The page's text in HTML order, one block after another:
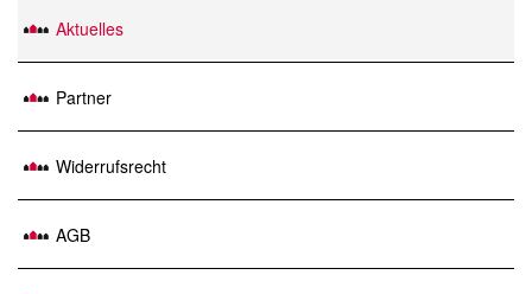
Aktuelles
Partner
Widerrufsrecht
AGB